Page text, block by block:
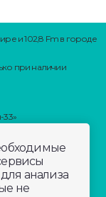
и 102,8 Fm в городе
при наличии
11.02.2015
анализа
не